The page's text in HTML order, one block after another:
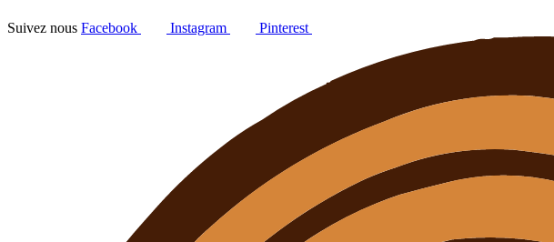
Suivez nous Facebook Instagram Pinterest